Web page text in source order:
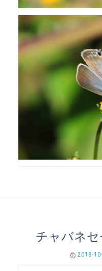
チャバネセ
2018-